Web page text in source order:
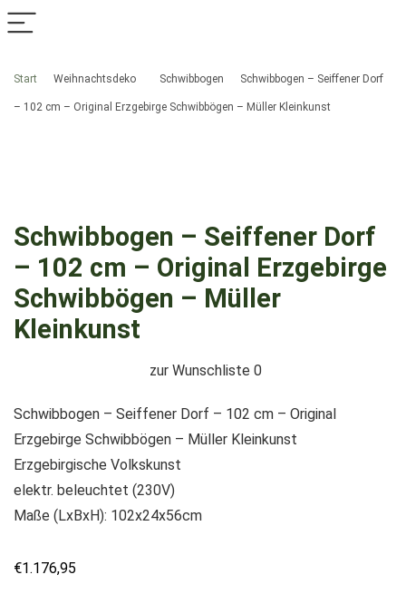
Start Weihnachtsdeko Schwibbogen Schwibbogen – Seiffener Dorf
– 102 cm – Original Erzgebirge Schwibbögen – Müller Kleinkunst
Schwibbogen – Seiffener Dorf
– 102 cm – Original Erzgebirge
Schwibbögen – Müller
Kleinkunst
zur Wunschliste 0
Schwibbogen – Seiffener Dorf – 102 cm – Original
Erzgebirge Schwibbögen – Müller Kleinkunst
Erzgebirgische Volkskunst
elektr. beleuchtet (230V)
Maße (LxBxH): 102x24x56cm
€1.176,95